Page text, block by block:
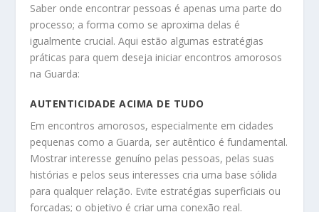
Saber onde encontrar pessoas é apenas uma parte do
processo; a forma como se aproxima delas é
igualmente crucial. Aqui estão algumas estratégias
práticas para quem deseja iniciar encontros amorosos
na Guarda:
AUTENTICIDADE ACIMA DE TUDO
Em encontros amorosos, especialmente em cidades
pequenas como a Guarda, ser autêntico é fundamental.
Mostrar interesse genuíno pelas pessoas, pelas suas
histórias e pelos seus interesses cria uma base sólida
para qualquer relação. Evite estratégias superficiais ou
forçadas; o objetivo é criar uma conexão real.